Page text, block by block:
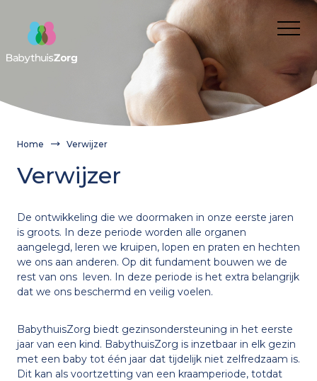
Over ons
Cliënt
Cliëntervaring
Onze medewerkers
Wanneer inzetten?
Waarom BabythuisZorg?
Onze medewerkers
Theorie en cijfers
Praktijkvoorbeelden
Franchisenemers
Gemeente
Route aanvragen BabythuisZorg
Nieuws
Werken bij
Contact
BabythuisZorg aanvragen
Nederlands English
Onze medewerkers
Verwijzer Nieuws
Samenwerking met Feel
Home Verwijzer
Verwijzer
De ontwikkeling die we doormaken in onze eerste jaren
is groots. In deze periode worden alle organen
aangelegd, leren we kruipen, lopen en praten en hechten
we ons aan anderen. Op dit fundament bouwen we de
rest van ons leven. In deze periode is het extra belangrijk
dat we ons beschermd en veilig voelen.
BabythuisZorg biedt gezinsondersteuning in het eerste
jaar van een kind. BabythuisZorg is inzetbaar in elk gezin
met een baby tot één jaar dat tijdelijk niet zelfredzaam is.
Dit kan als voortzetting van een kraamperiode, totdat